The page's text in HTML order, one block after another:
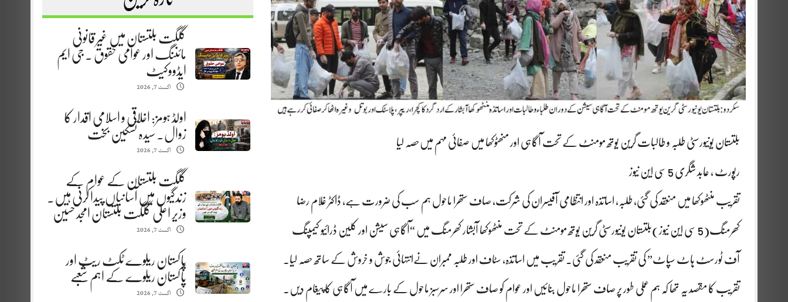
گلگت بلتستان میں غیر قانونی
مائننگ اور عوامی حقوق . جی ایم
ایڈووکیٹ
اگست 7, 2026
اولڈ ہومز: اخلاقی و اسلامی اقدار کا
زوال. سیدہ تسکین بخت
اگست 7, 2026
گلگت بلتستان کے عوام کے
زندگیوں میں آسانیاں پیدا کرنی ہیں.
وزیر اعلیٰ گلگت بلتستان امجد حسین
اگست 7, 2026
پاکستان ریلوے ٹکٹ ریٹ اور
پاکستان ریلوے کے اہم شعبے
اگست 7, 2026
بلتستان یونیورسٹی طلبہ و طالبات گرین یوتھ مومنٹ کے تحت آگاہی اور منھٹوکھا میں صفائی مہم میں‌حصہ لیا
رپورٹ ، عابد شگری 5 سی این نیوز
تقریب منٹھوکھا میں منعقد کی گئی، طلبہ، اساتذہ اور انتظامی آفیسران کی شرکت، صاف ستھرا ماحول ہم سب کی ضرورت ہے، ڈاکٹر غلام رضا
کھرمنگ(5 سی این نیوز)بلتستان یونیورسٹی گرین یوتھ مومنٹ کے تحت منٹھوکھا آبشار کھرمنگ میں “آگاہی سیشن اور کلین ڈرائیو کیمپنگ
آف ٹورسٹ ہاٹ سپاٹ” کی تقریب منعقد کی گئی۔ تقریب میں اساتذہ، سٹاف اور طلبہ ممبران نےانتہائی جوش و خروش کے ساتھ حصہ لیا۔
تقریب کا مقصد یہ تھا کہ ہم عملی طور پر صاف ستھرا ماحول بنائیں اور عوام کو صاف ستھرا اور سرسبز ماحول کے بارے میں آگاہی کا پیغام دیں۔